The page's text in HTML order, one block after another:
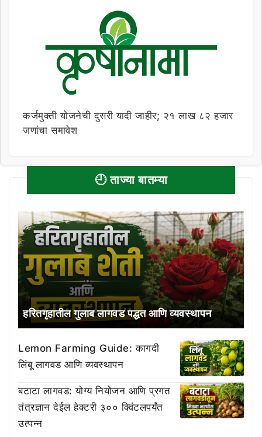
कर्जमुक्ती योजनेची दुसरी यादी जाहीर; २१ लाख ८२ हजार
जणांचा समावेश
🕘 ताज्या बातम्या
हरितगृहातील गुलाब लागवड पद्धत आणि व्यवस्थापन
Lemon Farming Guide: कागदी
लिंबू लागवड आणि व्यवस्थापन
बटाटा लागवड: योग्य नियोजन आणि प्रगत
तंत्रज्ञान देईल हेक्टरी ३०० क्विंटलपर्यंत
उत्पन्न